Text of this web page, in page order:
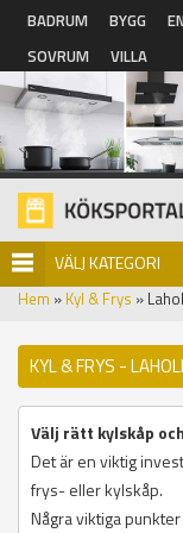
Hoppa till huvudinnehåll
BADRUM BYGG
SOVRUM
VILLA
VÄLJ KATEGORI
Hem » Kyl & Frys »
KYL & FRYS -
Välj rätt kylskåp
Det är en viktig
frys- eller kylskåp.
Några viktiga